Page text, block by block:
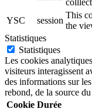
YSC
session
This
the
Statistiques
Statistiques
Les cookies
visiteurs interagissent
des informations sur
rebond, de la source
Cookie Durée